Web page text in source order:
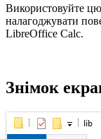
Використовуйте
налагоджувати
LibreOffice Calc.
Знімок